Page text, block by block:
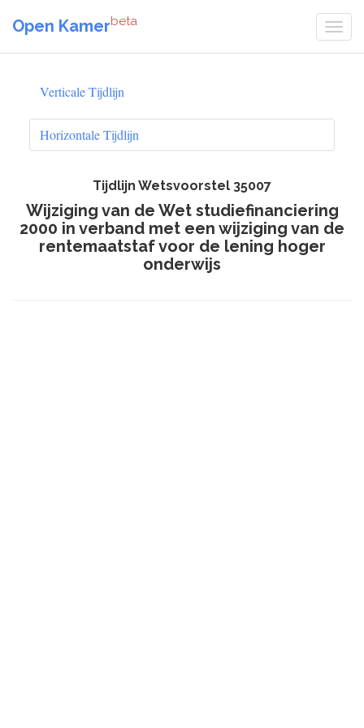
Open Kamerbeta
Verticale Tijdlijn
Horizontale Tijdlijn
Tijdlijn Wetsvoorstel 35007
Wijziging van de Wet studiefinanciering
2000 in verband met een wijziging van de
rentemaatstaf voor de lening hoger
onderwijs